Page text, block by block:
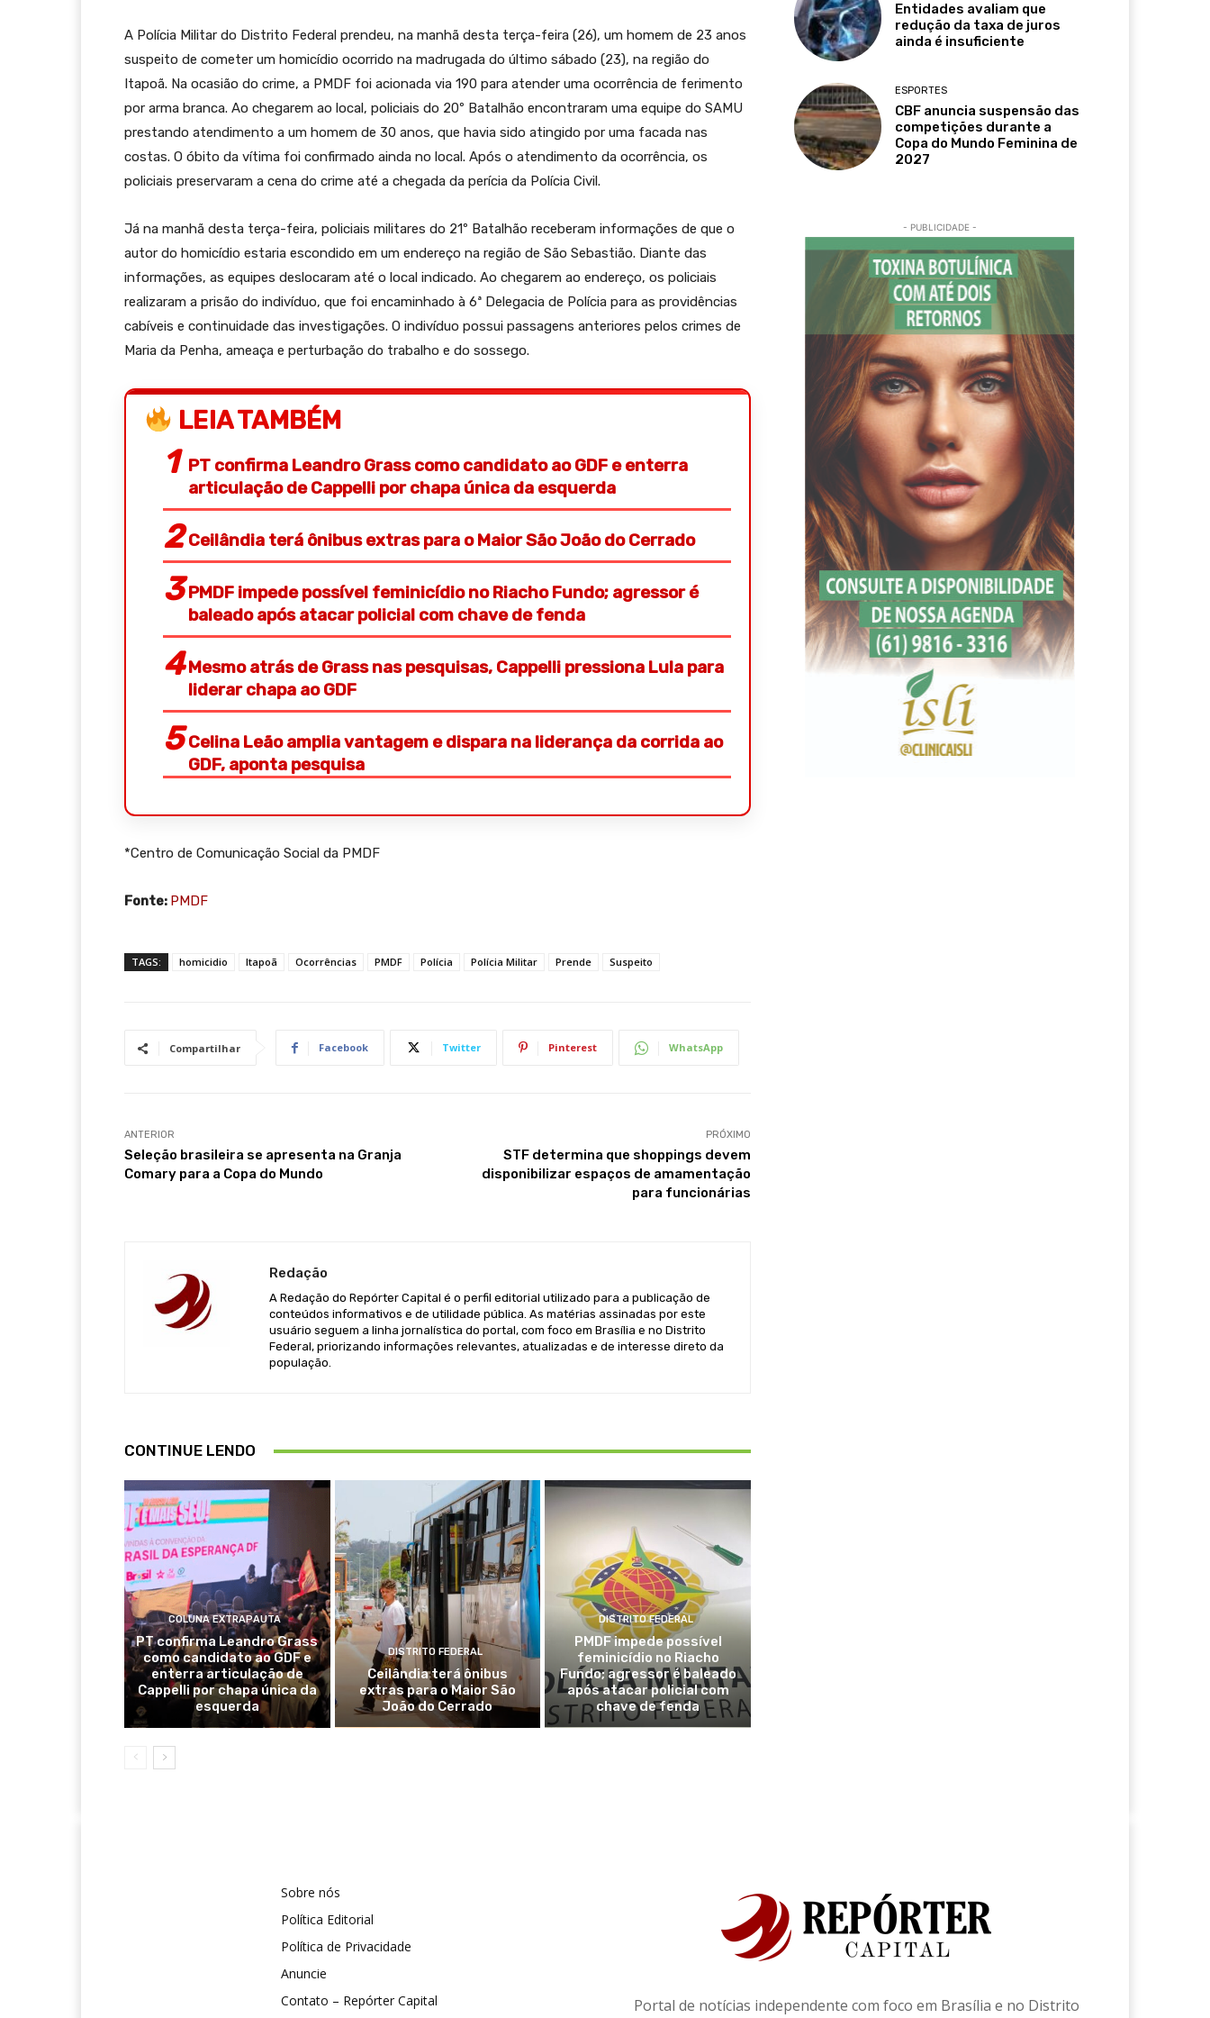
A Polícia Militar do Distrito Federal prendeu, na manhã desta terça-feira (26), um homem de 23 anos
suspeito de cometer um homicídio ocorrido na madrugada do último sábado (23), na região do
Itapoã. Na ocasião do crime, a PMDF foi acionada via 190 para atender uma ocorrência de ferimento
por arma branca. Ao chegarem ao local, policiais do 20º Batalhão encontraram uma equipe do SAMU
prestando atendimento a um homem de 30 anos, que havia sido atingido por uma facada nas
costas. O óbito da vítima foi confirmado ainda no local. Após o atendimento da ocorrência, os
policiais preservaram a cena do crime até a chegada da perícia da Polícia Civil.
Já na manhã desta terça-feira, policiais militares do 21º Batalhão receberam informações de que o
autor do homicídio estaria escondido em um endereço na região de São Sebastião. Diante das
informações, as equipes deslocaram até o local indicado. Ao chegarem ao endereço, os policiais
realizaram a prisão do indivíduo, que foi encaminhado à 6ª Delegacia de Polícia para as providências
cabíveis e continuidade das investigações. O indivíduo possui passagens anteriores pelos crimes de
Maria da Penha, ameaça e perturbação do trabalho e do sossego.
LEIA TAMBÉM
PT confirma Leandro Grass como candidato ao GDF e enterra
articulação de Cappelli por chapa única da esquerda
Ceilândia terá ônibus extras para o Maior São João do Cerrado
PMDF impede possível feminicídio no Riacho Fundo; agressor é
baleado após atacar policial com chave de fenda
Mesmo atrás de Grass nas pesquisas, Cappelli pressiona Lula para
liderar chapa ao GDF
Celina Leão amplia vantagem e dispara na liderança da corrida ao
GDF, aponta pesquisa
*Centro de Comunicação Social da PMDF
Fonte: PMDF
TAGS: homicidio Itapoã Ocorrências PMDF Polícia Polícia Militar Prende Suspeito
Compartilhar Facebook Twitter Pinterest WhatsApp
ANTERIOR
Seleção brasileira se apresenta na Granja
Comary para a Copa do Mundo
PRÓXIMO
STF determina que shoppings devem
disponibilizar espaços de amamentação
para funcionárias
Redação
A Redação do Repórter Capital é o perfil editorial utilizado para a publicação de
conteúdos informativos e de utilidade pública. As matérias assinadas por este
usuário seguem a linha jornalística do portal, com foco em Brasília e no Distrito
Federal, priorizando informações relevantes, atualizadas e de interesse direto da
população.
CONTINUE LENDO
COLUNA EXTRAPAUTA
PT confirma Leandro Grass
como candidato ao GDF e
enterra articulação de
Cappelli por chapa única da
esquerda
DISTRITO FEDERAL
Ceilândia terá ônibus
extras para o Maior São
João do Cerrado
DISTRITO FEDERAL
PMDF impede possível
feminicídio no Riacho
Fundo; agressor é baleado
após atacar policial com
chave de fenda
Entidades avaliam que
redução da taxa de juros
ainda é insuficiente
ESPORTES
CBF anuncia suspensão das
competições durante a
Copa do Mundo Feminina de
2027
- PUBLICIDADE -
Sobre nós
Política Editorial
Política de Privacidade
Anuncie
Contato – Repórter Capital
Portal de notícias independente com foco em Brasília e no Distrito